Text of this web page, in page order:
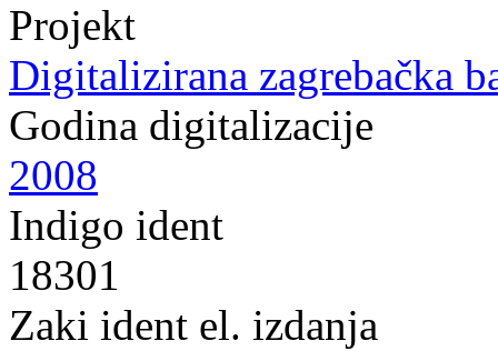
Projekt
Digitalizirana zagrebačka
Godina digitalizacije
2008
Indigo ident
18301
Zaki ident el. izdanja